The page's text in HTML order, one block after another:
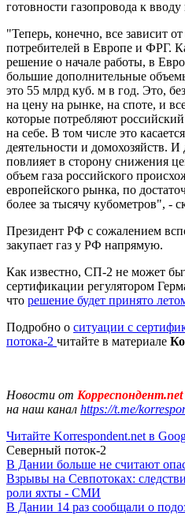
готовности газопровода к
"Теперь, конечно, все зависит
потребителей в Европе и ФРГ.
решение о начале работы, в
большие дополнительные
это 55 млрд куб. м в год. Это,
на цену на рынке, на споте, и
которые потребляют
на себе. В том числе это
деятельности и домохозяйств.
повлияет в сторону снижения
объем газа российского
европейского рынка, по
более за тысячу кубометров", -
Президент РФ с сожалением
закупает газ у РФ напрямую.
Как известно, СП-2 не может
сертификации регулятором
что решение будет принято
Подробно о ситуации с
потока-2 читайте в материале
Новости от Корреспондент.net
на наш канал https://t.me/
Читайте Korrespondent.net в
Северный поток-2
В Дании больше не считают
Взрывы на Севпотоках:
роли яхты - СМИ
В Дании 14 раз сообщали о